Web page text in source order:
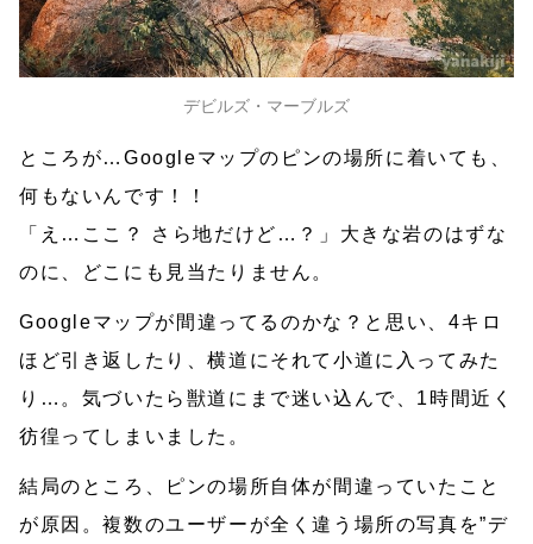
デビルズ・マーブルズ
ところが…Googleマップのピンの場所に着いても、
何もないんです！！
「え…ここ？ さら地だけど…？」大きな岩のはずな
のに、どこにも見当たりません。
Googleマップが間違ってるのかな？と思い、4キロ
ほど引き返したり、横道にそれて小道に入ってみた
り…。気づいたら獣道にまで迷い込んで、1時間近く
彷徨ってしまいました。
結局のところ、ピンの場所自体が間違っていたこと
が原因。複数のユーザーが全く違う場所の写真を”デ